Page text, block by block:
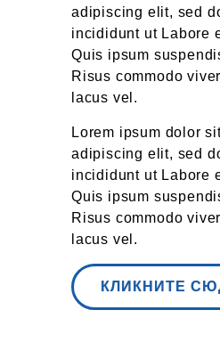
adipiscing elit, sed
incididunt ut Labore
Quis ipsum
Risus commodo
lacus vel.
Lorem ipsum dolor
adipiscing elit, sed
incididunt ut Labore
Quis ipsum
Risus commodo
lacus vel.
КЛИКНИТЕ